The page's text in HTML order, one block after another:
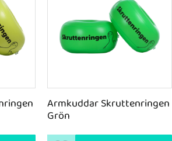
Armkuddar Skruttenringen
Grön